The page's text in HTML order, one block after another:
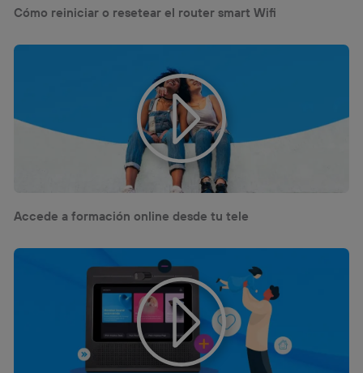
Cómo reiniciar o resetear el router smart Wifi
Accede a formación online desde tu tele
la política de privacidad de Utiq.